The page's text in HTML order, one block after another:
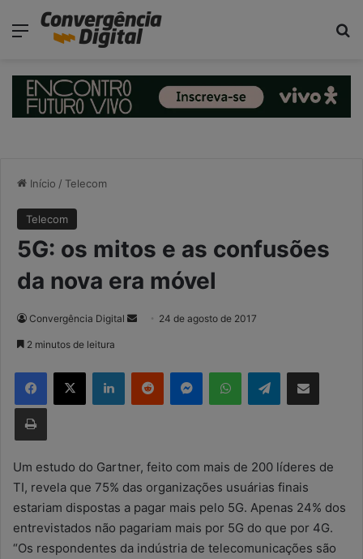
Menu
Início / Telecom
Telecom
5G: os mitos e as confusões
da nova era móvel
Convergência Digital
d
-
m
a
i
l
24 de agosto de 2017
2 minutos de leitura
Telegram
Um estudo do Gartner, feito com mais de 200 líderes de
TI, revela que 75% das organizações usuárias finais
estariam dispostas a pagar mais pelo 5G. Apenas 24% dos
entrevistados não pagariam mais por 5G do que por 4G.
“Os respondentes da indústria de telecomunicações são